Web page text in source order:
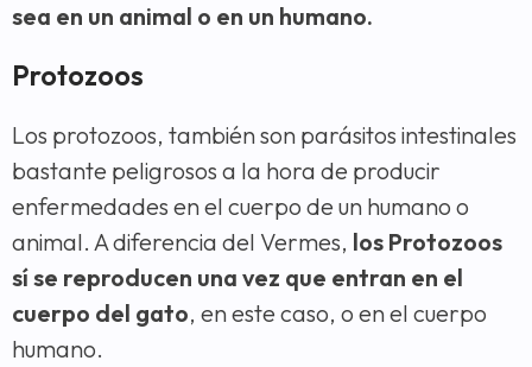
sea en un animal o en un humano.
Protozoos
Los protozoos, también son parásitos intestinales
bastante peligrosos a la hora de producir
enfermedades en el cuerpo de un humano o
animal. A diferencia del Vermes, los Protozoos
sí se reproducen una vez que entran en el
cuerpo del gato, en este caso, o en el cuerpo
humano.